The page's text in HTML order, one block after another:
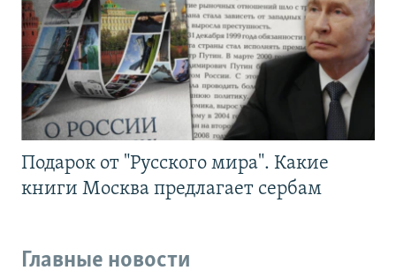
Подарок от "Русского мира". Какие
книги Москва предлагает сербам
Главные новости